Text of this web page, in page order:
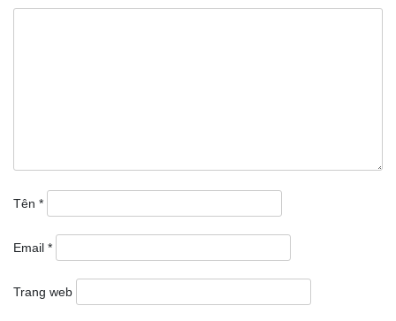
Tên *
Email *
Trang web